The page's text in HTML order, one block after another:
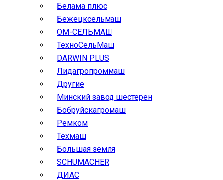
Белама плюс
Бежецксельмаш
ОМ-СЕЛЬМАШ
ТехноСельМаш
DARWIN PLUS
Лидагропроммаш
Другие
Минский завод шестерен
Бобруйскагромаш
Ремком
Техмаш
Большая земля
SCHUMACHER
ДИАС